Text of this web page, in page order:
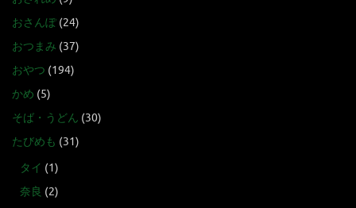
おさんぽ(24)
おつまみ (37)
おやつ (194)
かめ (5)
そば・うどん (30)
たびめも (31)
タイ (1)
奈良 (2)